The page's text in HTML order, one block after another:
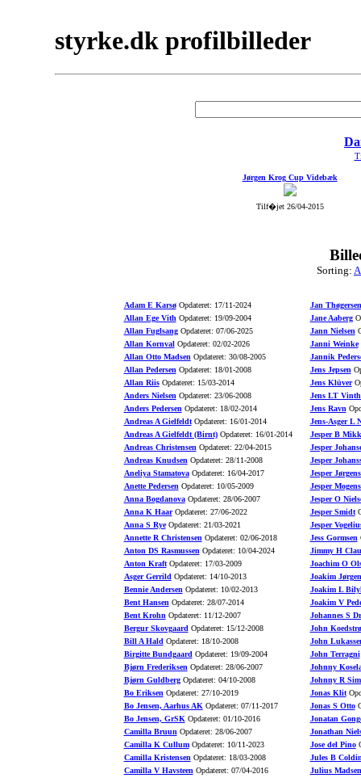
styrke.dk profilbilleder
Jørgen Krog Cup Videbæk
Tilf�jet 26/04-2015
Sorting:
Adam E KarsøOpdateret: 17/11-2024
Allan Ege Vith Opdateret: 19/09-2004
Allan FuglsangOpdateret: 07/06-2025
Allan KornvalOpdateret: 02/02-2026
Allan Otto Madsen Opdateret: 30/08-2005
Allan Pedersen Opdateret: 18/01-2008
Allan RiisOpdateret: 15/03-2014
Anders Nielsen Opdateret: 23/06-2008
Anders Pedersen Opdateret: 18/02-2014
Andreas A GielfeldtOpdateret: 16/01-2014
Andreas A Gielfeldt (Birnt)Opdateret: 16/01-2014
Andreas Christensen Opdateret: 22/04-2015
Andreas Knudsen Opdateret: 28/11-2008
Aneliya StamatovaOpdateret: 16/04-2017
Anette Pedersen Opdateret: 10/05-2009
Anna BogdanovaOpdateret: 28/06-2007
Anna K HaarOpdateret: 27/06-2022
Anna S RyeOpdateret: 21/03-2021
Annette R Christensen Opdateret: 02/06-2018
Anton DS Rasmussen Opdateret: 10/04-2024
Anton KraftOpdateret: 17/03-2009
Asger Gerrild Opdateret: 14/10-2013
Bennie Andersen Opdateret: 10/02-2013
Bent Hansen Opdateret: 28/07-2014
Bent Krohn Opdateret: 11/12-2007
Bergur Skovgaard Opdateret: 15/12-2008
Bill A Hald Opdateret: 18/10-2008
Birgitte Bundgaard Opdateret: 19/09-2004
Bjørn Frederiksen Opdateret: 28/06-2007
Bjørn GuldbergOpdateret: 04/10-2008
Bo Eriksen Opdateret: 27/10-2019
Bo Jensen, Aarhus AK Opdateret: 07/11-2017
Bo Jensen, GrSK Opdateret: 01/10-2016
Camilla Bruun Opdateret: 28/06-2007
Camilla K CullumOpdateret: 10/11-2023
Camilla Kristensen Opdateret: 18/03-2008
Camilla V Havsteen Opdateret: 07/04-2016
Jan Thøgersen
Jane Aaberg
Jann Nielsen
Janni Weinke
Jannik
Jens Jepsen
Jens Klüver
Jens LT
Jens Ravn
Jens-Asger L
Jesper B
Jesper
Jesper
Jesper
Jesper
Jesper O
Jesper Smidt
Jesper
Jess Gormsen
Jimmy H
Joachim O
Joakim
Joakim L
Joakim V
Johannes S
John
John
John Terragni
Johnny
Johnny R
Jonas Klit
Jonas S Otto
Jonatan
Jonathan
Jose del Pino
Jules B
Julius Madsen